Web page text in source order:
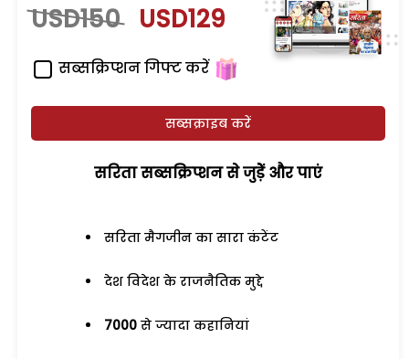
USD150 USD129
सब्सक्रिप्शन गिफ्ट करें
सब्सक्राइब करें
सरिता सब्सक्रिप्शन से जुड़ेें और पाएं
सरिता मैगजीन का सारा कंटेंट
देश विदेश के राजनैतिक मुद्दे
7000 से ज्यादा कहानियां